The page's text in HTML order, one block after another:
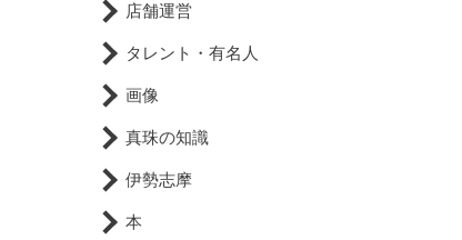
店舗運営
タレント・有名人
画像
真珠の知識
伊勢志摩
本